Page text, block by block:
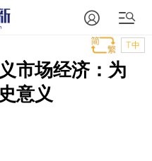
T中
市场经济：为
意义